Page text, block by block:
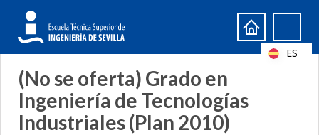
Formulario
de
búsqueda
Search
(No se oferta) Grado en
Ingeniería de Tecnologías
Industriales (Plan 2010)
ES